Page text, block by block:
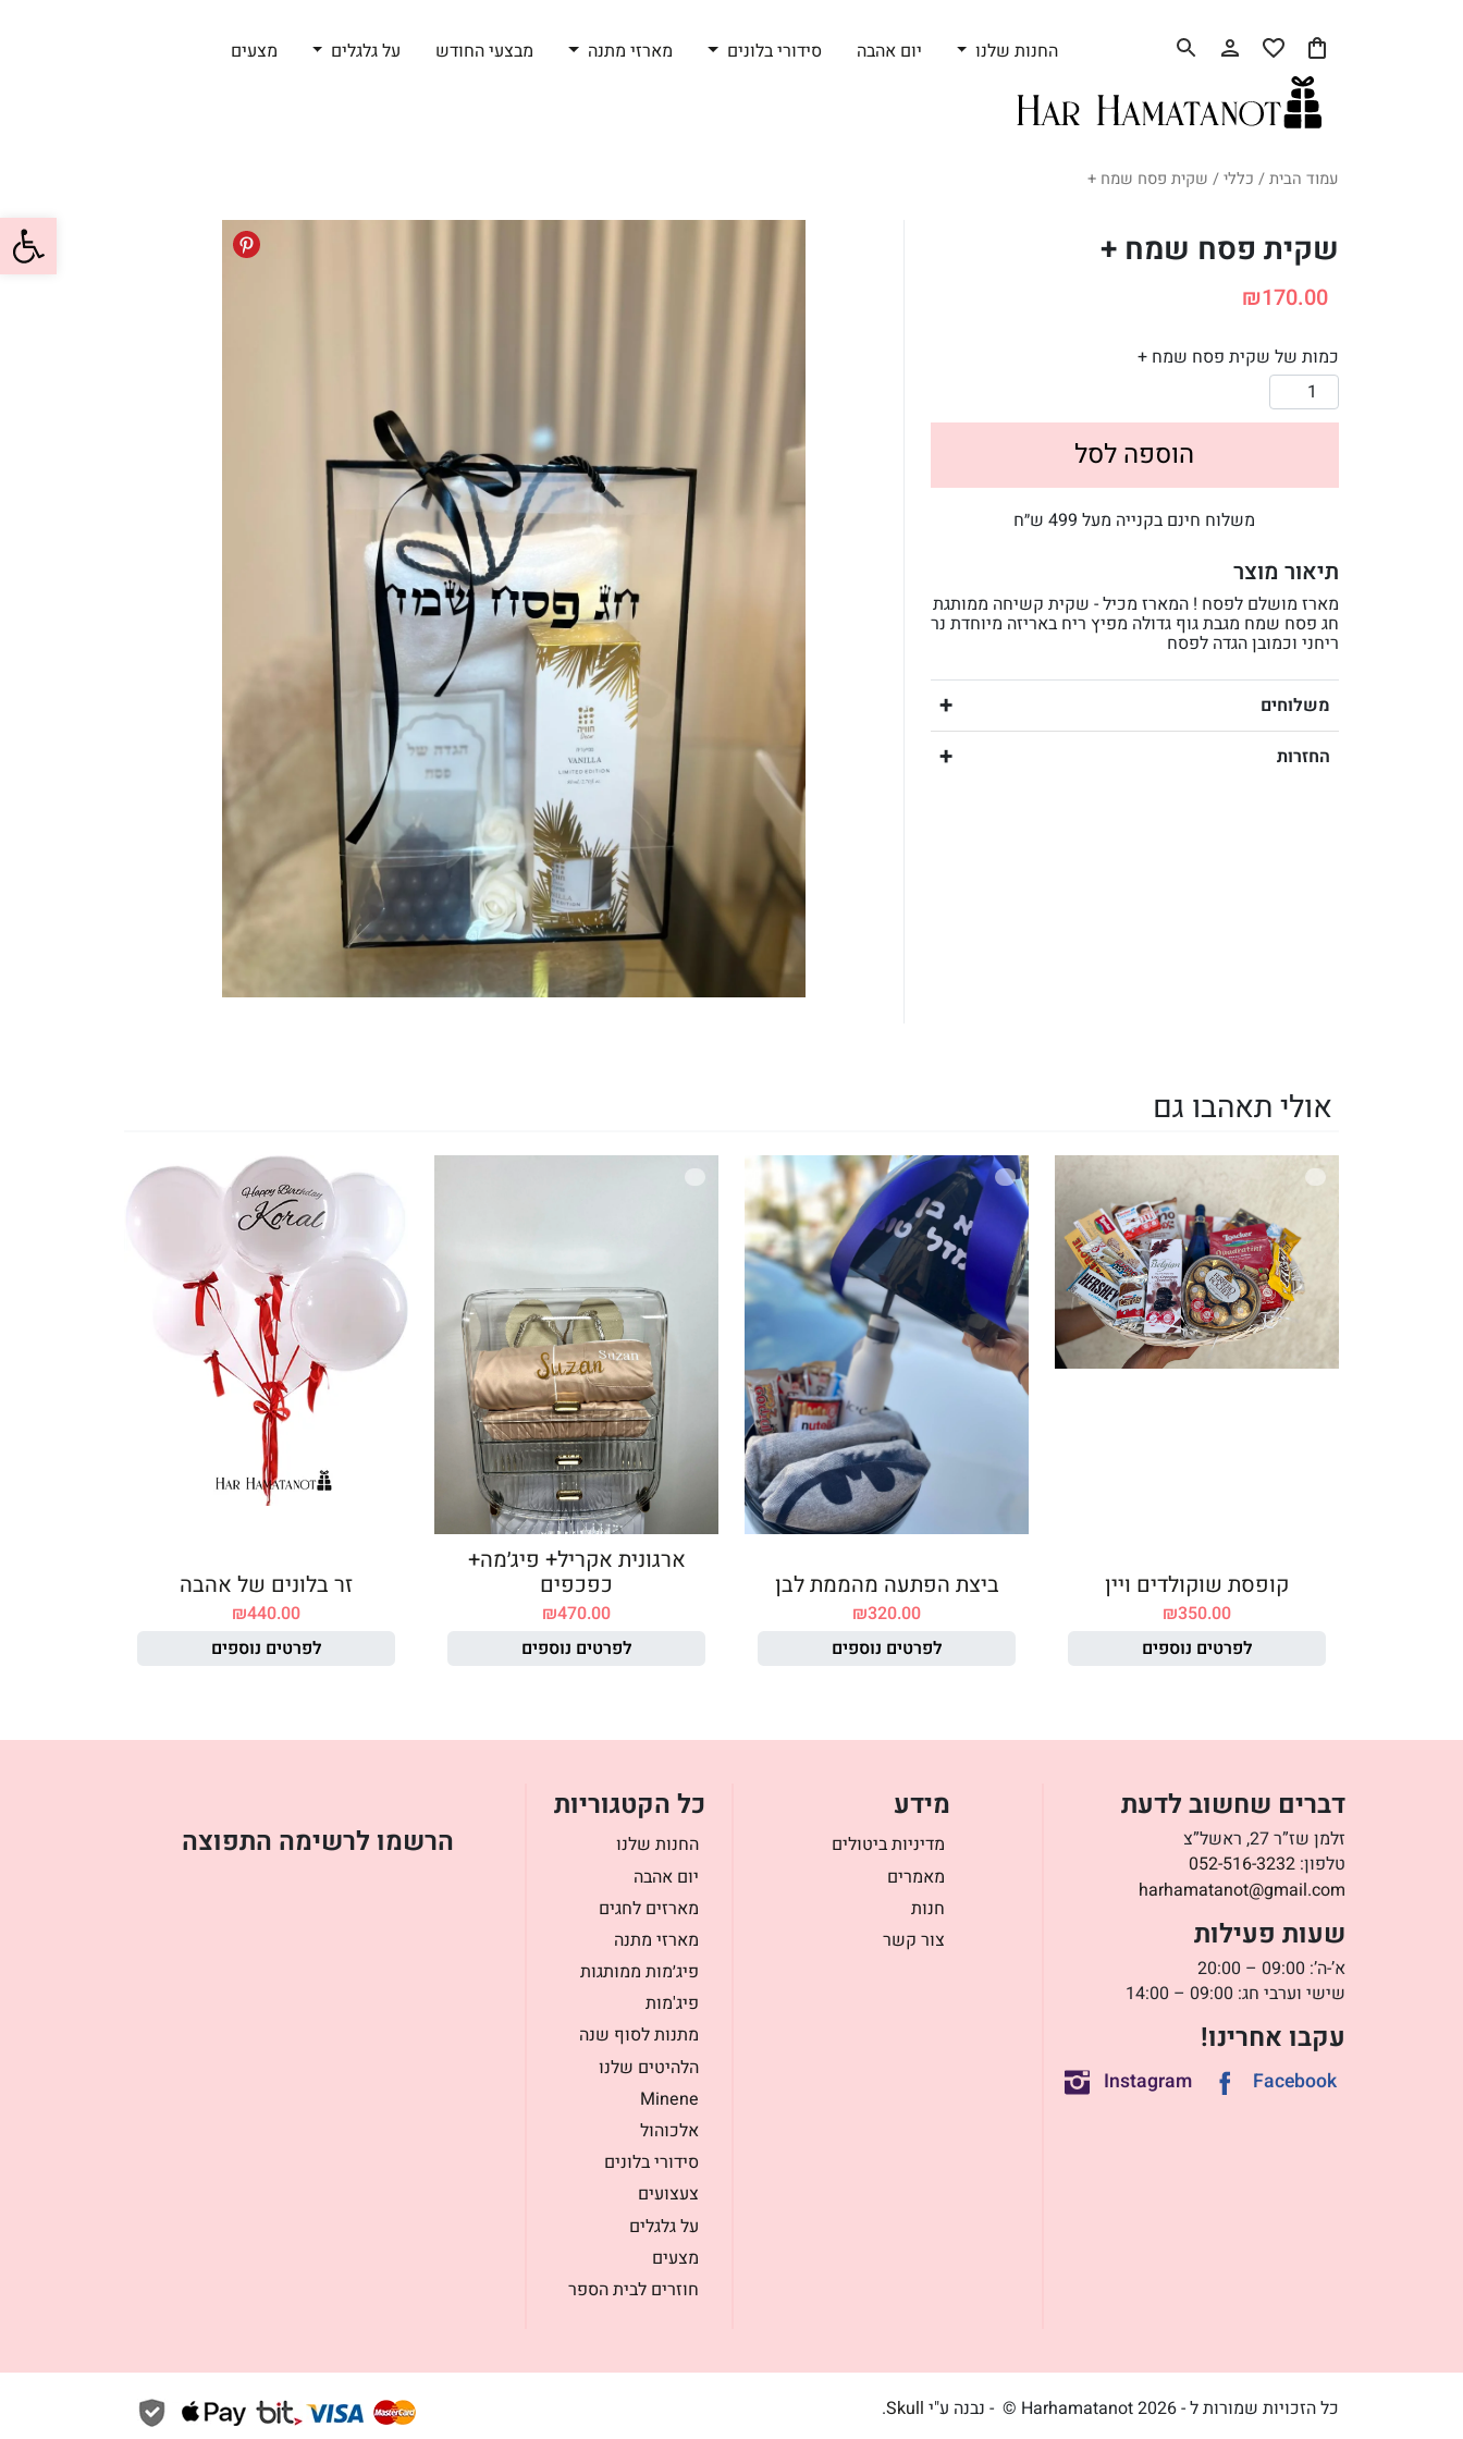
פתח
החנות שלנו יום אהבה סידורי בלונים מארזי מתנה מבצעי החודש על גלגלים מצעים
עמוד הבית/ כללי/ שקית פסח שמח +
שקית פסח שמח +
₪170.00
כמות של שקית פסח שמח +
הוספה לסל
משלוח חינם בקנייה מעל 499 ש״ח
תיאור מוצר
מארז מושלם לפסח ! המארז מכיל - שקית קשיחה ממותגת
חג פסח שמח מגבת גוף גדולה מפיץ ריח באריזה מיוחדת נר
ריחני וכמובן הגדה לפסח
משלוחים
החזרות
אולי תאהבו גם
קופסת שוקולדים ויין
₪350.00
לפרטים נוספים
ביצת הפתעה מהממת לבן
₪320.00
לפרטים נוספים
ארגונית אקריל+ פיג׳מה+
כפכפים
₪470.00
לפרטים נוספים
זר בלונים של אהבה
₪440.00
לפרטים נוספים
דברים שחשוב לדעת
זלמן שז”ר 27, ראשל”צ
טלפון: 052-516-3232
harhamatanot@gmail.com
שעות פעילות
א’-ה’: 09:00 – 20:00
שישי וערבי חג: 09:00 – 14:00
עקבו אחרינו!
Facebook
Instagram
מידע
מדיניות ביטולים
מאמרים
חנות
צור קשר
כל הקטגוריות
החנות שלנו
יום אהבה
מארזים לחגים
מארזי מתנה
פיג׳מות ממותגות
פיג'מות
מתנות לסוף שנה
הלהיטים שלנו
Minene
אלכוהול
סידורי בלונים
צעצועים
על גלגלים
מצעים
חוזרים לבית הספר
הרשמו לרשימה התפוצה
כל הזכויות שמורות ל - Harhamatanot 2026 © - נבנה ע"י Skull
.